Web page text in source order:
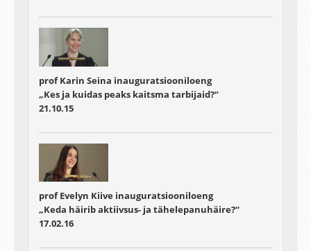
prof Karin Seina inauguratsiooniloeng
„Kes ja kuidas peaks kaitsma tarbijaid?“
21.10.15
prof Evelyn Kiive inauguratsiooniloeng
„Keda häirib aktiivsus- ja tähelepanuhäire?“
17.02.16